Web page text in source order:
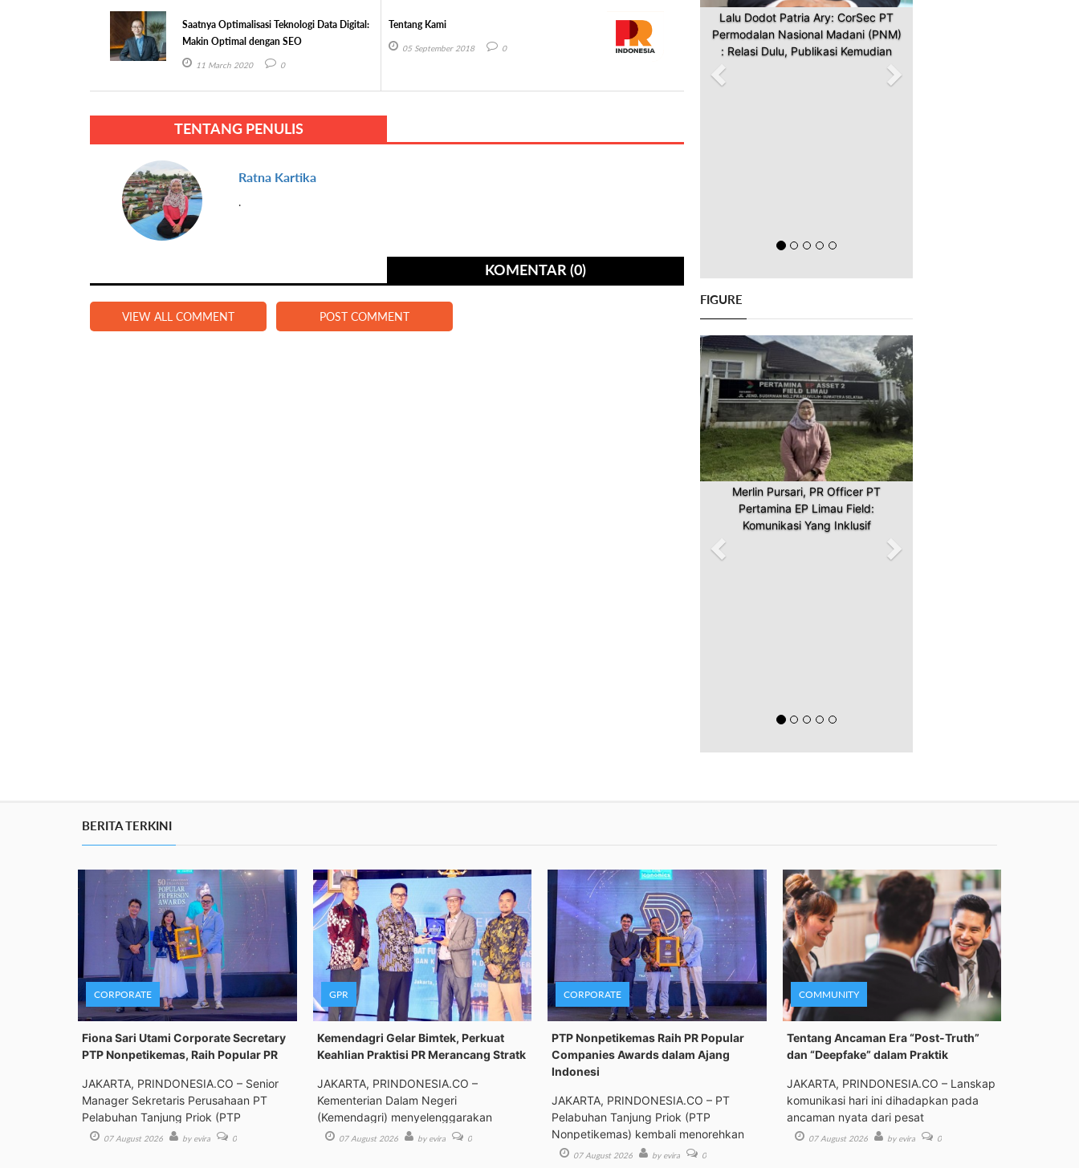
Saatnya Optimalisasi Teknologi Data Digital:
Makin Optimal dengan SEO
11 March 2020 0
Tentang Kami
05 September 2018 0
TENTANG PENULIS
Ratna Kartika
.
KOMENTAR (0)
VIEW ALL COMMENT POST COMMENT
Lalu Dodot Patria Ary: CorSec PT
Permodalan Nasional Madani (PNM)
: Relasi Dulu, Publikasi Kemudian
FIGURE
Merlin Pursari, PR Officer PT
Pertamina EP Limau Field:
Komunikasi Yang Inklusif
Previous Next
BERITA TERKINI
CORPORATE
Fiona Sari Utami Corporate Secretary
PTP Nonpetikemas, Raih Popular PR
JAKARTA, PRINDONESIA.CO – Senior
Manager Sekretaris Perusahaan PT
Pelabuhan Tanjung Priok (PTP
07 August 2026 by evira 0
GPR
Kemendagri Gelar Bimtek, Perkuat
Keahlian Praktisi PR Merancang Stratk
JAKARTA, PRINDONESIA.CO –
Kementerian Dalam Negeri
(Kemendagri) menyelenggarakan
Bimbingan Tek
07 August 2026 by evira 0
CORPORATE
PTP Nonpetikemas Raih PR Popular
Companies Awards dalam Ajang
Indonesi
JAKARTA, PRINDONESIA.CO – PT
Pelabuhan Tanjung Priok (PTP
Nonpetikemas) kembali menorehkan
pre 07 August 2026 by evira 0
COMMUNITY
Tentang Ancaman Era “Post-Truth”
dan “Deepfake” dalam Praktik
JAKARTA, PRINDONESIA.CO – Lanskap
komunikasi hari ini dihadapkan pada
ancaman nyata dari pesat
07 August 2026 by evira 0